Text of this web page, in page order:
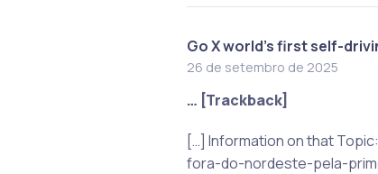
Go X world's first self-
26 de setembro de 2025
… [Trackback]
[…] Information on that
fora-do-nordeste-pela-